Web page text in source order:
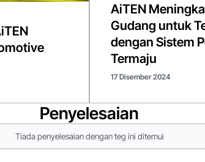
AiTEN
Gudang untuk
dengan Sistem
Termaju
17 Disember 2024
Penyelesaian
Tiada penyelesaian dengan teg ini ditemui